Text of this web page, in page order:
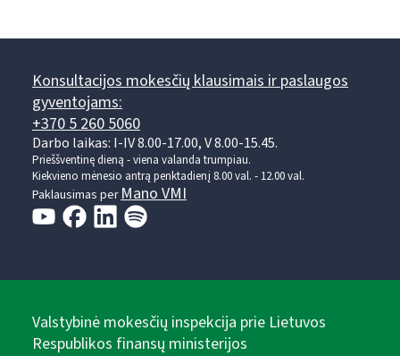
Konsultacijos mokesčių klausimais ir paslaugos
gyventojams:
+370 5 260 5060
Darbo laikas: I-IV 8.00-17.00, V 8.00-15.45.
Prieššventinę dieną - viena valanda trumpiau.
Kiekvieno mėnesio antrą penktadienį 8.00 val. - 12.00 val.
Paklausimas perMano VMI
Valstybinė mokesčių inspekcija prie Lietuvos
Respublikos finansų ministerijos